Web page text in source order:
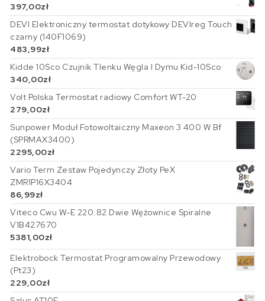
397,00zł
DEVI Elektroniczny termostat dotykowy DEVIreg Touch
czarny (140F1069)
483,99zł
Kidde 10Sco Czujnik Tlenku Węgla I Dymu Kid-10Sco
340,00zł
Volt Polska Termostat radiowy Comfort WT-20
279,00zł
Sunpower Moduł Fotowoltaiczny Maxeon 3 400 W Bf
(SPRMAX3400)
2295,00zł
Vario Term Zestaw Pojedynczy Złoty PeX
ZMR1P16X3404
86,99zł
Viteco Cwu W-E 220.82 Dwie Wężownice Spiralne
V1B427670
5381,00zł
Elektrobock Termostat Programowalny Przewodowy
(Pt23)
229,00zł